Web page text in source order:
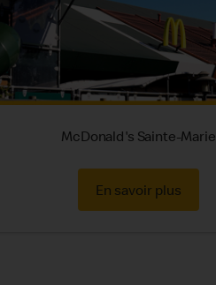
McDonald's Sainte-Marie
En savoir plus